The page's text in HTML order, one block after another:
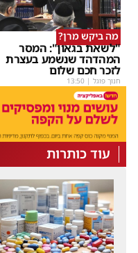
מה ביקש מרן?
"לשאת בגאון": המסר
המהדהד שנשמע בעצרת
לזכר חכם שלום
חנוך פוגל |
13:50
עוד כותרות